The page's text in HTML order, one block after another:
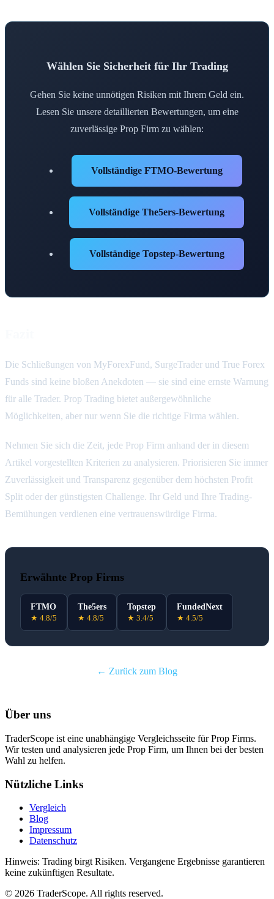
Wählen Sie Sicherheit für Ihr Trading
Gehen Sie keine unnötigen Risiken mit Ihrem Geld ein.
Lesen Sie unsere detaillierten Bewertungen, um eine
zuverlässige Prop Firm zu wählen:
Vollständige FTMO-Bewertung
Vollständige The5ers-Bewertung
Vollständige Topstep-Bewertung
Die Schließungen von MyForexFund, SurgeTrader und True Forex
Funds sind keine bloßen Anekdoten — sie sind eine ernste Warnung
für alle Trader. Prop Trading bietet außergewöhnliche
Möglichkeiten, aber nur wenn Sie die richtige Firma wählen.
Nehmen Sie sich die Zeit, jede Prop Firm anhand der in diesem
Artikel vorgestellten Kriterien zu analysieren. Priorisieren Sie immer
Zuverlässigkeit und Transparenz gegenüber dem höchsten Profit
Split oder der günstigsten Challenge. Ihr Geld und Ihre Trading-
Bemühungen verdienen eine vertrauenswürdige Firma.
Erwähnte Prop Firms
FTMO
★ 4.8/5
The5ers
★ 4.8/5
Topstep
★ 3.4/5
FundedNext
★ 4.5/5
← Zurück zum Blog
Über uns
TraderScope ist eine unabhängige Vergleichsseite für Prop Firms.
Wir testen und analysieren jede Prop Firm, um Ihnen bei der besten
Wahl zu helfen.
Nützliche Links
Vergleich
Blog
Impressum
Datenschutz
Hinweis: Trading birgt Risiken. Vergangene Ergebnisse garantieren
keine zukünftigen Resultate.
© 2026 TraderScope. All rights reserved.